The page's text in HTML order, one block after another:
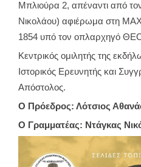
Μπλιούρα 2, απέναντι από
Νικολάου) αφιέρωμα στη
1854 υπό τον οπλαρχηγό
Κεντρικός ομιλητής της
Ιστορικός Ερευνητής και
Απόστολος.
Ο Πρόεδρος: Λότσιος
Ο Γραμματέας: Ντάγκας